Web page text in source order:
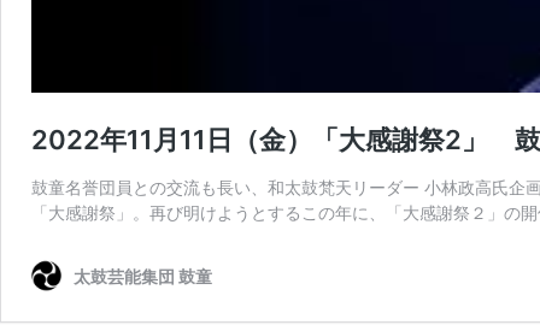
2022年11月11日（金）「大感謝祭2」
鼓童名誉団員との交流も長い、和太鼓梵天リーダー 小林政高氏
「大感謝祭」。再び明けようとするこの年に、「大感謝祭２」
太鼓芸能集団 鼓童